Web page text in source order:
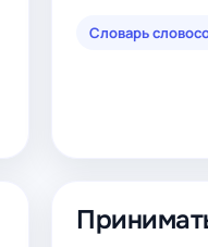
Словарь